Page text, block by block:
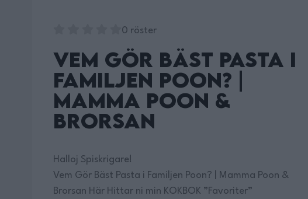
0 röster
Vem Gör Bäst Pasta i
Familjen Poon? |
Mamma Poon &
Brorsan
Halloj Spiskrigare!
Vem Gör Bäst Pasta i Familjen Poon? | Mamma Poon &
Brorsan Här Hittar ni min KOKBOK ”Favoriter”